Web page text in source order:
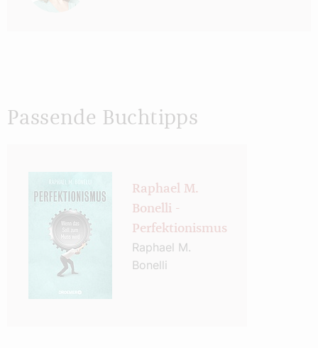
Passende Buchtipps
Raphael M.
Bonelli -
Perfektionismus
Raphael M.
Bonelli